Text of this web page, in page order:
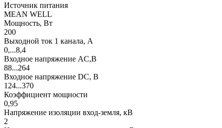
Источник питания
MEAN WELL
Мощность, Вт
200
Выходной ток 1 канала, А
0,...8,4
Входное напряжение AC,В
88...264
Входное напряжение DC, В
124...370
Коэффициент мощности
0,95
Напряжение изоляции вход-земля, кВ
2